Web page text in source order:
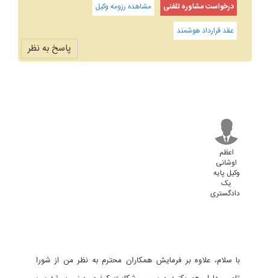
درخواست مشاوره تلفنی
مشاهده رزومه وکیل
عقد قرارداد هوشمند
پاسخ به نظر
اعظم
اوشانی
وکیل پایه
یک
دادگستری
با سلام، علاوه بر فرمایش همکاران محترم به نظر من از شورا